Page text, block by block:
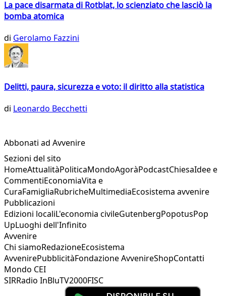
La pace disarmata di Rotblat, lo scienziato che lasciò la
bomba atomica
di Gerolamo Fazzini
Delitti, paura, sicurezza e voto: il diritto alla statistica
di Leonardo Becchetti
Abbonati ad Avvenire
Sezioni del sito
HomeAttualitàPoliticaMondoAgoràPodcastChiesaIdee e
CommentiEconomiaVita e
CuraFamigliaRubricheMultimediaEcosistema avvenire
Pubblicazioni
Edizioni localiL'economia civileGutenbergPopotusPop
UpLuoghi dell'Infinito
Avvenire
Chi siamoRedazioneEcosistema
AvvenirePubblicitàFondazione AvvenireShopContatti
Mondo CEI
SIRRadio InBluTV2000FISC